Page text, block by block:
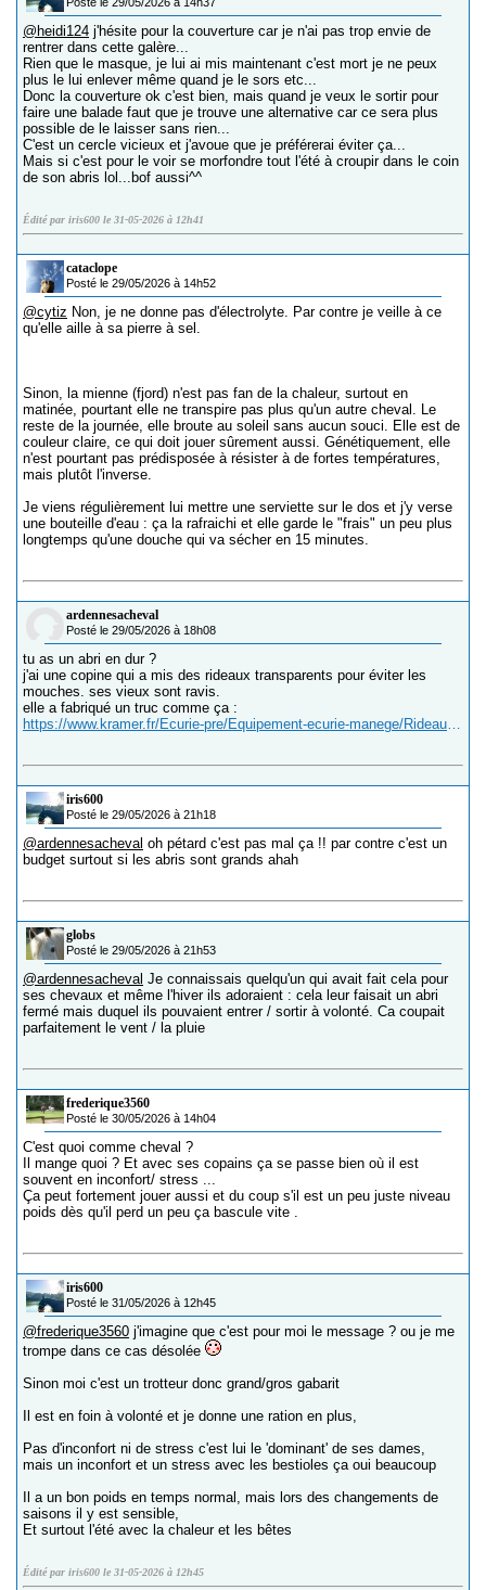
@heidi124 j'hésite pour la couverture car je n'ai pas trop envie de
rentrer dans cette galère...
Rien que le masque, je lui ai mis maintenant c'est mort je ne peux
plus le lui enlever même quand je le sors etc...
Donc la couverture ok c'est bien, mais quand je veux le sortir pour
faire une balade faut que je trouve une alternative car ce sera plus
possible de le laisser sans rien...
C'est un cercle vicieux et j'avoue que je préférerai éviter ça...
Mais si c'est pour le voir se morfondre tout l'été à croupir dans le coin
de son abris lol...bof aussi^^
Édité par iris600 le 31-05-2026 à 12h41
cataclope
Posté le 29/05/2026 à 14h52
@cytiz Non, je ne donne pas d'électrolyte. Par contre je veille à ce
qu'elle aille à sa pierre à sel.
Sinon, la mienne (fjord) n'est pas fan de la chaleur, surtout en
matinée, pourtant elle ne transpire pas plus qu'un autre cheval. Le
reste de la journée, elle broute au soleil sans aucun souci. Elle est de
couleur claire, ce qui doit jouer sûrement aussi. Génétiquement, elle
n'est pourtant pas prédisposée à résister à de fortes températures,
mais plutôt l'inverse.
Je viens régulièrement lui mettre une serviette sur le dos et j'y verse
une bouteille d'eau : ça la rafraichi et elle garde le "frais" un peu plus
longtemps qu'une douche qui va sécher en 15 minutes.
ardennesacheval
Posté le 29/05/2026 à 18h08
tu as un abri en dur ?
j'ai une copine qui a mis des rideaux transparents pour éviter les
mouches. ses vieux sont ravis.
elle a fabriqué un truc comme ça :
https://www.kramer.fr/Ecurie-pre/Equipement-ecurie-manege/Rideau-a-bandes
iris600
Posté le 29/05/2026 à 21h18
@ardennesacheval oh pétard c'est pas mal ça !! par contre c'est un
budget surtout si les abris sont grands ahah
globs
Posté le 29/05/2026 à 21h53
@ardennesacheval Je connaissais quelqu'un qui avait fait cela pour
ses chevaux et même l'hiver ils adoraient : cela leur faisait un abri
fermé mais duquel ils pouvaient entrer / sortir à volonté. Ca coupait
parfaitement le vent / la pluie
frederique3560
Posté le 30/05/2026 à 14h04
C'est quoi comme cheval ?
Il mange quoi ? Et avec ses copains ça se passe bien où il est
souvent en inconfort/ stress ...
Ça peut fortement jouer aussi et du coup s'il est un peu juste niveau
poids dès qu'il perd un peu ça bascule vite .
iris600
Posté le 31/05/2026 à 12h45
@frederique3560 j'imagine que c'est pour moi le message ? ou je me
trompe dans ce cas désolée
Sinon moi c'est un trotteur donc grand/gros gabarit
Il est en foin à volonté et je donne une ration en plus,
Pas d'inconfort ni de stress c'est lui le 'dominant' de ses dames,
mais un inconfort et un stress avec les bestioles ça oui beaucoup
Il a un bon poids en temps normal, mais lors des changements de
saisons il y est sensible,
Et surtout l'été avec la chaleur et les bêtes
Édité par iris600 le 31-05-2026 à 12h45